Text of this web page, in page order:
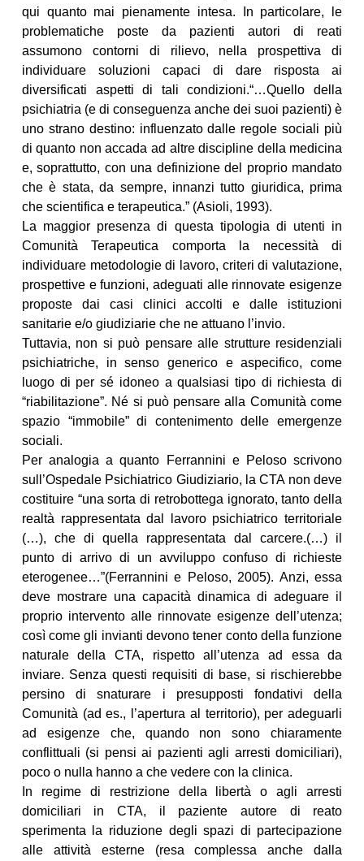
qui quanto mai pienamente intesa. In particolare, le
problematiche poste da pazienti autori di reati
assumono contorni di rilievo, nella prospettiva di
individuare soluzioni capaci di dare risposta ai
diversificati aspetti di tali condizioni.“…Quello della
psichiatria (e di conseguenza anche dei suoi pazienti) è
uno strano destino: influenzato dalle regole sociali più
di quanto non accada ad altre discipline della medicina
e, soprattutto, con una definizione del proprio mandato
che è stata, da sempre, innanzi tutto giuridica, prima
che scientifica e terapeutica.” (Asioli, 1993).
La maggior presenza di questa tipologia di utenti in
Comunità Terapeutica comporta la necessità di
individuare metodologie di lavoro, criteri di valutazione,
prospettive e funzioni, adeguati alle rinnovate esigenze
proposte dai casi clinici accolti e dalle istituzioni
sanitarie e/o giudiziarie che ne attuano l’invio.
Tuttavia, non si può pensare alle strutture residenziali
psichiatriche, in senso generico e aspecifico, come
luogo di per sé idoneo a qualsiasi tipo di richiesta di
“riabilitazione”. Né si può pensare alla Comunità come
spazio “immobile” di contenimento delle emergenze
sociali.
Per analogia a quanto Ferrannini e Peloso scrivono
sull’Ospedale Psichiatrico Giudiziario, la CTA non deve
costituire “una sorta di retrobottega ignorato, tanto della
realtà rappresentata dal lavoro psichiatrico territoriale
(…), che di quella rappresentata dal carcere.(…) il
punto di arrivo di un avviluppo confuso di richieste
eterogenee…”(Ferrannini e Peloso, 2005). Anzi, essa
deve mostrare una capacità dinamica di adeguare il
proprio intervento alle rinnovate esigenze dell’utenza;
così come gli invianti devono tener conto della funzione
naturale della CTA, rispetto all’utenza ad essa da
inviare. Senza questi requisiti di base, si rischierebbe
persino di snaturare i presupposti fondativi della
Comunità (ad es., l’apertura al territorio), per adeguarli
ad esigenze che, quando non sono chiaramente
conflittuali (si pensi ai pazienti agli arresti domiciliari),
poco o nulla hanno a che vedere con la clinica.
In regime di restrizione della libertà o agli arresti
domiciliari in CTA, il paziente autore di reato
sperimenta la riduzione degli spazi di partecipazione
alle attività esterne (resa complessa anche dalla